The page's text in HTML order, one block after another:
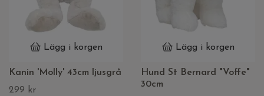
Lägg i korgen
Kanin 'Molly' 43cm ljusgrå
299 kr
Lägg i korgen
Hund St Bernard "Voffe"
30cm